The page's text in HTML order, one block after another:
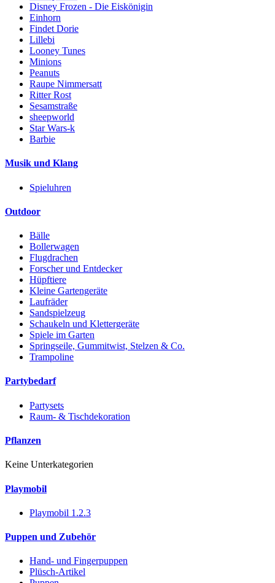
Disney Frozen - Die Eiskönigin
Einhorn
Findet Dorie
Lillebi
Looney Tunes
Minions
Peanuts
Raupe Nimmersatt
Ritter Rost
Sesamstraße
sheepworld
Star Wars-k
Barbie
Musik und Klang
Spieluhren
Outdoor
Bälle
Bollerwagen
Flugdrachen
Forscher und Entdecker
Hüpftiere
Kleine Gartengeräte
Laufräder
Sandspielzeug
Schaukeln und Klettergeräte
Spiele im Garten
Springseile, Gummitwist, Stelzen & Co.
Trampoline
Partybedarf
Partysets
Raum- & Tischdekoration
Pflanzen
Keine Unterkategorien
Playmobil
Playmobil 1.2.3
Puppen und Zubehör
Hand- und Fingerpuppen
Plüsch-Artikel